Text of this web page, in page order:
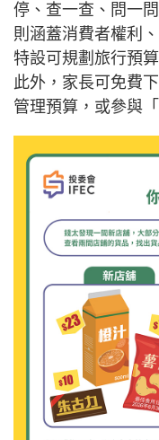
停、查一查、問一
則涵蓋消費者權利
特設可規劃旅行預
此外，家長可免費
管理預算，或參與